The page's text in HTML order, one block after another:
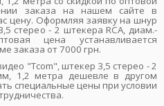
заказа на нашем сайте в
цену. Оформляя заявку на шнур
стерео - 2 штекера RCA, диам.-
цена устанавливается
заказа от 7000 грн.
"Tcom", штекер 3,5 стерео - 2
1,2 метра дешевле в другом
специальные цены при условии